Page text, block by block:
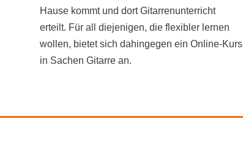
Hause kommt und dort Gitarrenunterricht
erteilt. Für all diejenigen, die flexibler lernen
wollen, bietet sich dahingegen ein Online-Kurs
in Sachen Gitarre an.